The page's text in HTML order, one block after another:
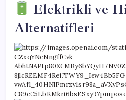
Elektrikli ve
Alternatifleri